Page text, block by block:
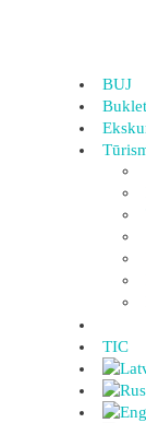
BUJ
TIC